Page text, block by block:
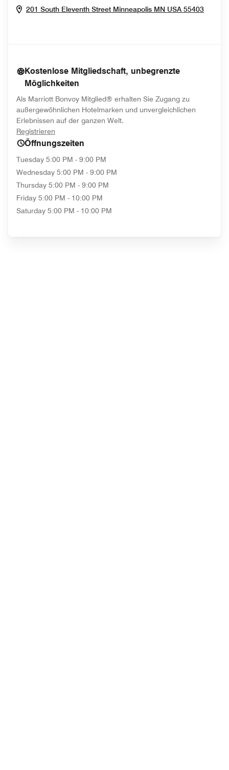
201 South Eleventh Street Minneapolis MN USA 55403
Kostenlose Mitgliedschaft, unbegrenzte
Möglichkeiten
Als Marriott Bonvoy Mitglied® erhalten Sie Zugang zu
außergewöhnlichen Hotelmarken und unvergleichlichen
Erlebnissen auf der ganzen Welt.
Registrieren
Öffnungszeiten
Tuesday 5:00 PM - 9:00 PM
Wednesday 5:00 PM - 9:00 PM
Thursday 5:00 PM - 9:00 PM
Friday 5:00 PM - 10:00 PM
Saturday 5:00 PM - 10:00 PM